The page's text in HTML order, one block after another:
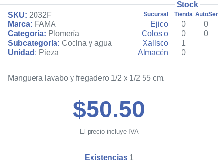
Stock
SKU: 2032F
Marca: FAMA
Categoría: Plomería
Subcategoría: Cocina y agua
Unidad: Pieza
Sucursal Tienda
Ejido 0
0
Colosio
0
0
Xalisco
1
Almacén
0
Manguera lavabo y fregadero 1/2 x 1/2 55 cm.
$50.50
El precio incluye IVA
Existencias 1